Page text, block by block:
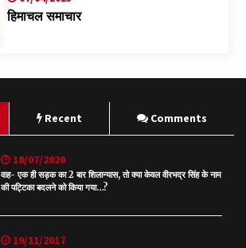
हिमाचल समाचार
Recent Comments
18/07/2020
वाह- एक ही सड़क का 2 बार शिलान्यास, तो क्या केवल वीरभद्र सिंह के नाम
की पट्टिका बदलने को किया गया…?
19/11/2017